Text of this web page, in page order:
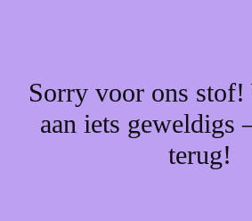
Sorry voor ons stof!
aan iets geweldigs
terug!